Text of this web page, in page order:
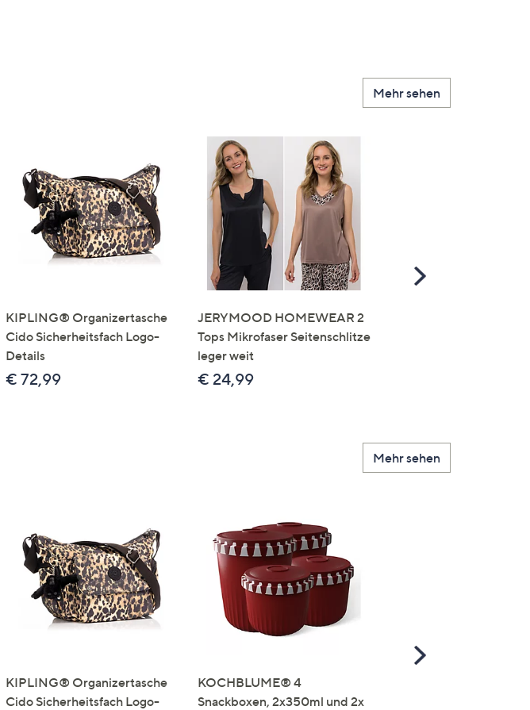
Mehr sehen
KIPLING® Organizertasche
Cido Sicherheitsfach Logo-
Details
€ 72,99
JERYMOOD HOMEWEAR 2
Tops Mikrofaser Seitenschlitze
leger weit
€ 24,99
Scroll
Mehr sehen
KIPLING® Organizertasche
Cido Sicherheitsfach Logo-
KOCHBLUME® 4
Snackboxen, 2x350ml und 2x
Scroll